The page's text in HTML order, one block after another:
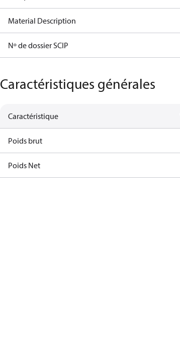
Material Description
Nº de dossier SCIP
Caractéristiques générales
Caractéristique
Poids brut
Poids Net